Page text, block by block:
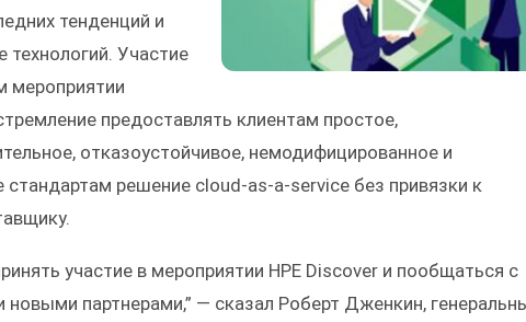
тенденций и
технологий. Участие
мероприятии
предоставлять клиентам простое,
отказоустойчивое, немодифицированное и
решение cloud-as-a-service без привязки к
участие в мероприятии HPE Discover и пообщаться с
партнерами,” — сказал Роберт Дженкин,